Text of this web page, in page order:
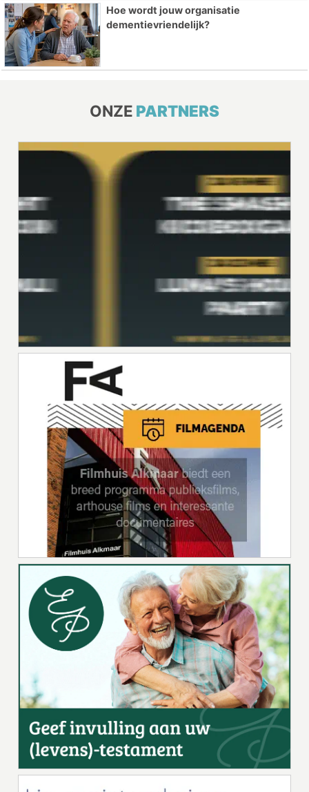
Hoe wordt jouw organisatie
dementievriendelijk?
ONZE PARTNERS